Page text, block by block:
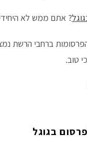
? אתם ממש לא
ברחבי הרשת
טוב.
בגוגל